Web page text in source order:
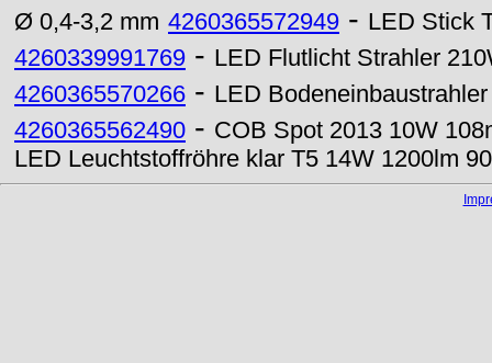
Ø 0,4-3,2 mm 4260365572949 - LED Stick
4260339991769 - LED Flutlicht Strahler
4260365570266 - LED
4260365562490 - COB Spot 2013 10W
LED Leuchtstoffröhre klar T5 14W 1200lm